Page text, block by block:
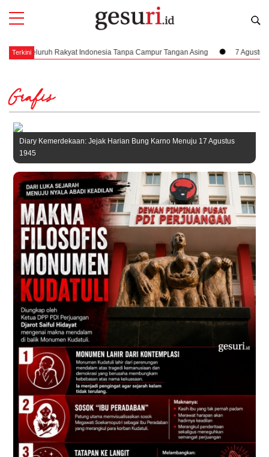
Terkini
Tanpa Campur Tangan Asing 7 Agustus 1945, Dampak Krusial
Grafis
Diary Kemerdekaan: Jejak Harian Bung Karno Menuju 17 Agustus
1945